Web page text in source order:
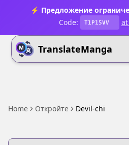
⚡ Предложение
Code:
T1P15VV
TranslateManga
Home Откройте Devil-chi